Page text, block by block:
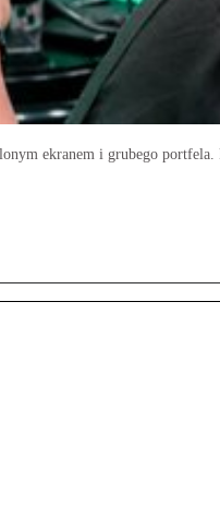
ekranem i grubego portfela.